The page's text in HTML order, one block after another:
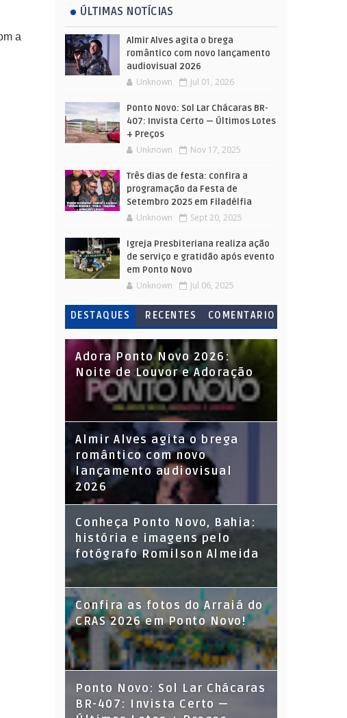
a
ÚLTIMAS NOTÍCIAS
Almir Alves agita o brega
romântico com novo lançamento
audiovisual 2026
Unknown Jul 01, 2026
Ponto Novo: Sol Lar Chácaras BR-
407: Invista Certo — Últimos Lotes
+ Preços
Unknown Nov 17, 2025
Três dias de festa: confira a
programação da Festa de
Setembro 2025 em Filadélfia
Unknown Sept 20, 2025
Igreja Presbiteriana realiza ação
de serviço e gratidão após evento
em Ponto Novo
Unknown Jul 06, 2025
DESTAQUES RECENTES
COMENTARIO
S
Adora Ponto Novo 2026:
Noite de Louvor e Adoração
Almir Alves agita o brega
romântico com novo
lançamento audiovisual
2026
Conheça Ponto Novo, Bahia:
história e imagens pelo
fotógrafo Romilson Almeida
Confira as fotos do Arraiá do
CRAS 2026 em Ponto Novo!
Ponto Novo: Sol Lar Chácaras
BR-407: Invista Certo —